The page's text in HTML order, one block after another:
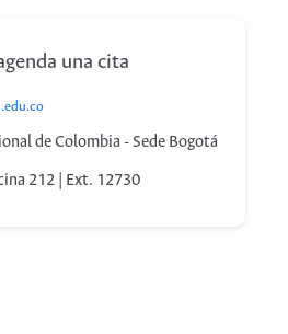
una cita
de Colombia - Sede Bogotá
212 | Ext. 12730